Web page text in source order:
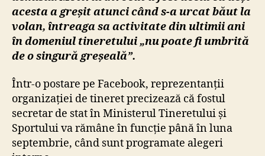
acesta a greșit atunci când s-a urcat băut la
volan, întreaga sa activitate din ultimii ani
în domeniul tineretului „nu poate fi umbrită
de o singură greșeală”.
Într-o postare pe Facebook, reprezentanții
organizației de tineret precizează că fostul
secretar de stat în Ministerul Tineretului și
Sportului va rămâne în funcție până în luna
septembrie, când sunt programate alegeri